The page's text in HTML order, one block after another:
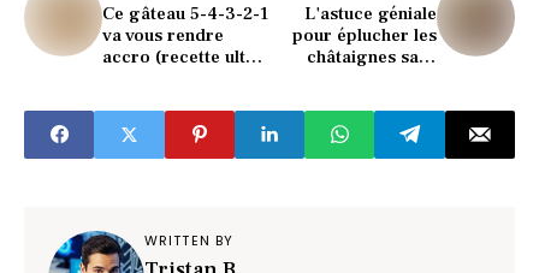
Ce gâteau 5-4-3-2-1
va vous rendre
accro (recette ultra
L'astuce géniale
pour éplucher les
châtaignes sans
WRITTEN BY